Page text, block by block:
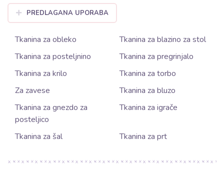
PREDLAGANA UPORABA
Tkanina za obleko
Tkanina za blazino za stol
Tkanina za posteljnino
Tkanina za pregrinjalo
Tkanina za krilo
Tkanina za torbo
Za zavese
Tkanina za bluzo
Tkanina za gnezdo za
posteljico
Tkanina za igrače
Tkanina za šal Tkanina za prt